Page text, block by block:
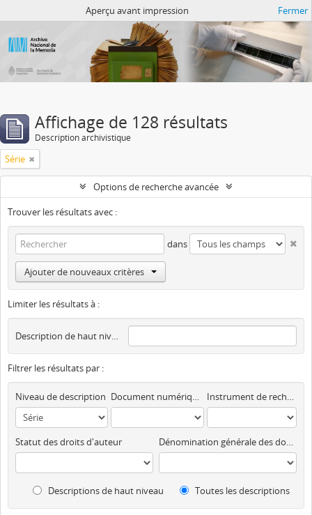
Aperçu avant impression Fermer
Affichage de 128 résultats
Description archivistique
Série
Options de recherche avancée
Trouver les résultats avec :
dans
Ajouter de nouveaux critères
Limiter les résultats à :
Description de haut niveau
Filtrer les résultats par :
Niveau de description Document numérique disponible Instrument de recherche
Statut des droits d'auteur Dénomination générale des documents
Descriptions de haut niveau Toutes les descriptions